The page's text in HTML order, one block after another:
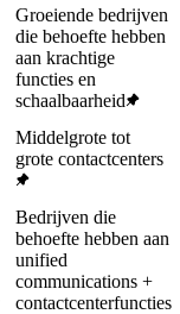
Groeiende bedrijven
die behoefte hebben
aan krachtige
functies en
schaalbaarheid
Middelgrote tot
grote contactcenters
Bedrijven die
behoefte hebben aan
unified
communications +
contactcenterfuncties